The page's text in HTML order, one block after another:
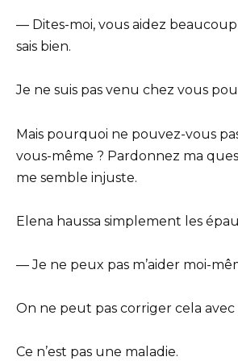
— Dites-moi, vous aidez
sais bien.
Je ne suis pas venu chez vous
Mais pourquoi ne pouvez-vous
vous-même ? Pardonnez ma
me semble injuste.
Elena haussa simplement les
— Je ne peux pas m’aider moi-
On ne peut pas corriger cela avec
Ce n’est pas une maladie.